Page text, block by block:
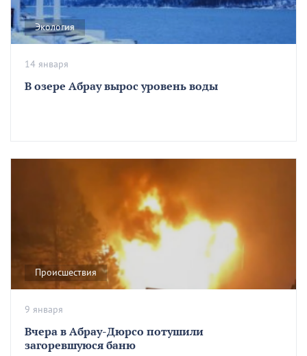
Экология
В озере Абрау вырос уровень воды
14 января
Происшествия
Вчера в Абрау-Дюрсо потушили
загоревшуюся баню
9 января